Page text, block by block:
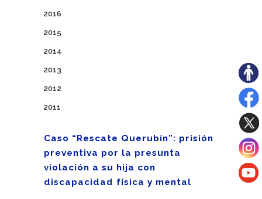
2016
2015
2014
2013
2012
2011
Caso “Rescate Querubín”: prisión
preventiva por la presunta
violación a su hija con
discapacidad física y mental